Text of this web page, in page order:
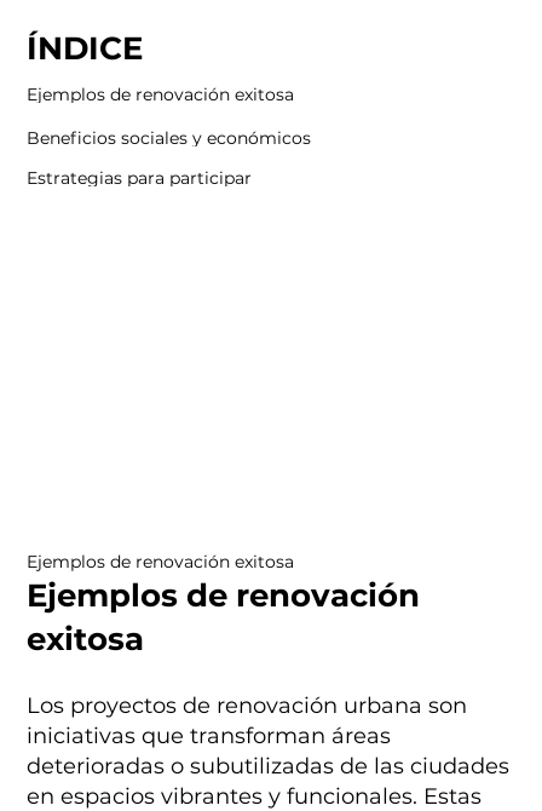
Ejemplos de renovación exitosa
Ejemplos de renovación
exitosa
Los proyectos de renovación urbana son
iniciativas que transforman áreas
deterioradas o subutilizadas de las ciudades
en espacios vibrantes y funcionales. Estas
ÍNDICE
Ejemplos de renovación exitosa
Beneficios sociales y económicos
Estrategias para participar